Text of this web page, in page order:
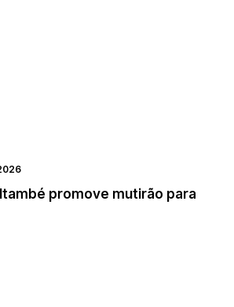
promove mutirão para